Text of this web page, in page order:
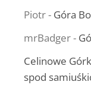
Piotr- Góra
mrBadger-
Celinowe
spod